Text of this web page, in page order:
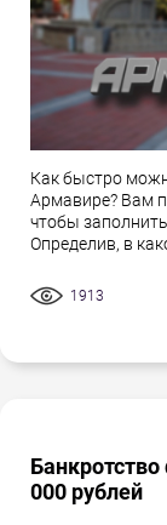
Как быстро
Армавире? Вам
чтобы
Определив, в
1913
000 рублей